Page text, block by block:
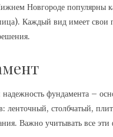
Новгороде популярны
Каждый вид имеет свои
фундамента –
ленточный, столбчатый,
Важно учитывать все